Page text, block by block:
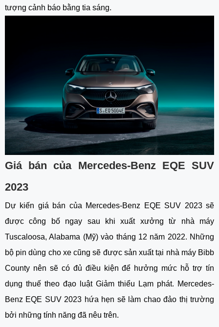
tượng cảnh báo bằng tia sáng.
Giá bán của Mercedes-Benz EQE SUV
2023
Dự kiến giá bán của Mercedes-Benz EQE SUV 2023 sẽ
được công bố ngay sau khi xuất xưởng từ nhà máy
Tuscaloosa, Alabama (Mỹ) vào tháng 12 năm 2022. Những
bộ pin dùng cho xe cũng sẽ được sản xuất tại nhà máy Bibb
County nên sẽ có đủ điều kiện để hưởng mức hỗ trợ tín
dụng thuế theo đạo luật Giảm thiểu Lạm phát. Mercedes-
Benz EQE SUV 2023 hứa hẹn sẽ làm chao đảo thị trường
bởi những tính năng đã nêu trên.